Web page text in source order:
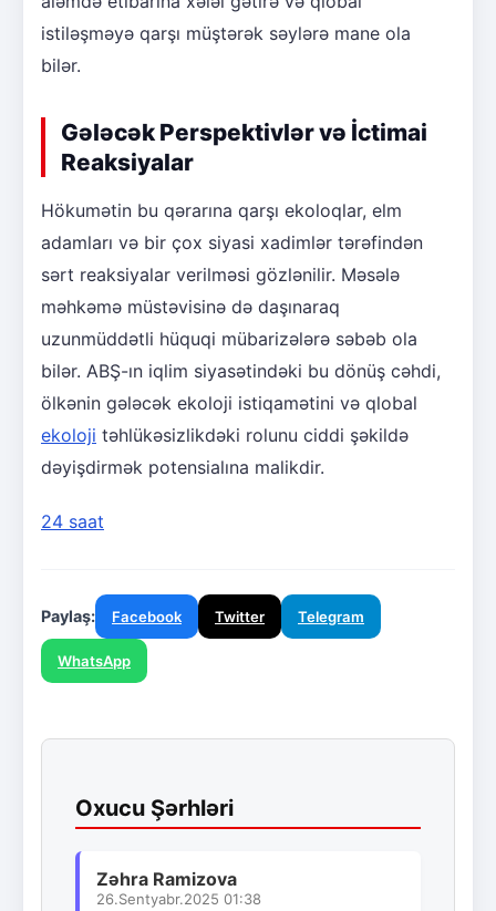
istiləşməyə qarşı müştərək səylərə mane ola
bilər.
Gələcək Perspektivlər və İctimai
Reaksiyalar
Hökumətin bu qərarına qarşı ekoloqlar, elm
adamları və bir çox siyasi xadimlər tərəfindən
sərt reaksiyalar verilməsi gözlənilir. Məsələ
məhkəmə müstəvisinə də daşınaraq
uzunmüddətli hüquqi mübarizələrə səbəb ola
bilər. ABŞ-ın iqlim siyasətindəki bu dönüş cəhdi,
ölkənin gələcək ekoloji istiqamətini və qlobal
ekoloji təhlükəsizlikdəki rolunu ciddi şəkildə
dəyişdirmək potensialına malikdir.
24 saat
Paylaş: Facebook Twitter Telegram
WhatsApp
Oxucu Şərhləri
Zəhra Ramizova
26.Sentyabr.2025 01:38